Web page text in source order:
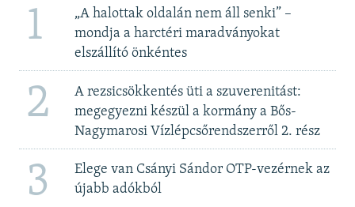
1
„A halottak oldalán nem áll senki” –
mondja a harctéri maradványokat
elszállító önkéntes
2
A rezsicsökkentés üti a szuverenitást:
megegyezni készül a kormány a Bős-
Nagymarosi Vízlépcsőrendszerről 2. rész
3
Elege van Csányi Sándor OTP-vezérnek az
újabb adókból